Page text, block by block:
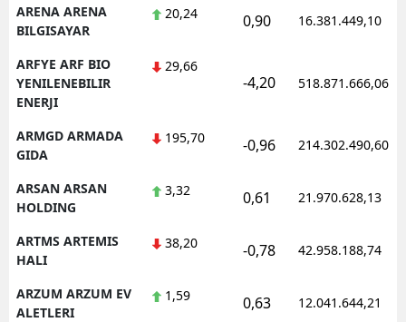
ARENA ARENA
BILGISAYAR
20,24 0,90 16.381.449,10
ARFYE ARF BIO
YENILENEBILIR
ENERJI
29,66
-4,20 518.871.666,06
ARMGD ARMADA
GIDA
195,70 -0,96 214.302.490,60
ARSAN ARSAN
HOLDING
3,32 0,61 21.970.628,13
ARTMS ARTEMIS
HALI
38,20 -0,78 42.958.188,74
ARZUM ARZUM EV
ALETLERI
1,59 0,63 12.041.644,21